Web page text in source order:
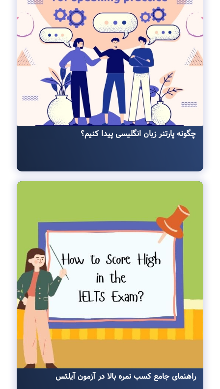
چگونه پارتنر زبان انگلیسی پیدا کنیم؟
راهنمای جامع کسب نمره بالا در آزمون آیلتس